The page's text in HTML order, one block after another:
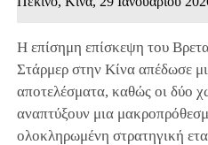
Η επίσημη επίσκεψη του
Στάρμερ στην Κίνα απέδωσε
αποτελέσματα, καθώς οι δύο
αναπτύξουν μια
ολοκληρωμένη στρατηγική